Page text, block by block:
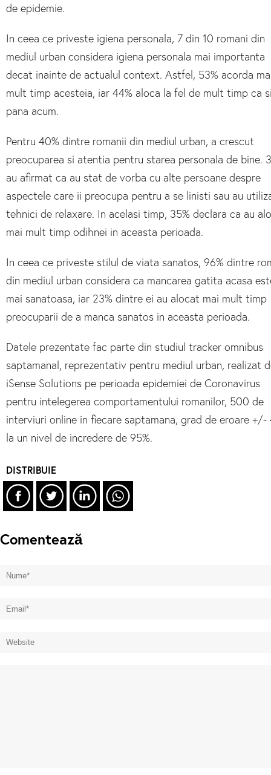
de epidemie.
In ceea ce priveste igiena personala, 7 din 10 romani din
mediul urban considera igiena personala mai importanta
decat inainte de actualul context. Astfel, 53% acorda
mult timp acesteia, iar 44% aloca la fel de mult timp ca
pana acum.
Pentru 40% dintre romanii din mediul urban, a crescut
preocuparea si atentia pentru starea personala de bine.
au afirmat ca au stat de vorba cu alte persoane despre
aspectele care ii preocupa pentru a se linisti sau au
tehnici de relaxare. In acelasi timp, 35% declara ca au
mai mult timp odihnei in aceasta perioada.
In ceea ce priveste stilul de viata sanatos, 96% dintre
din mediul urban considera ca mancarea gatita acasa
mai sanatoasa, iar 23% dintre ei au alocat mai mult timp
preocuparii de a manca sanatos in aceasta perioada.
Datele prezentate fac parte din studiul tracker omnibus
saptamanal, reprezentativ pentru mediul urban, realizat
iSense Solutions pe perioada epidemiei de Coronavirus
pentru intelegerea comportamentului romanilor, 500 de
interviuri online in fiecare saptamana, grad de eroare +/-
la un nivel de incredere de 95%.
DISTRIBUIE
Comentează